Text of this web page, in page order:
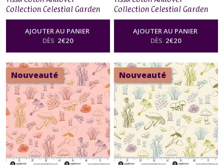
Collection Celestial Garden
by Alexandra Bordallo -
Stellar Blooms Teal
AJOUTER AU PANIER
DÈS 2€20
Collection Celestial Garden
by Alexandra Bordallo -
Stellar Blooms Vintage Green
AJOUTER AU PANIER
DÈS 2€20
Nouveauté Nouveauté